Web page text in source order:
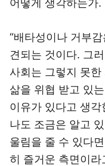
어떻게 생각하는가.
“배타성이나 거부
견되는 것이다. 그
사회는 그렇지 못
삶을 위협 받고 있
이유가 있다고 생
나도 조금은 알고
울림을 줄 수 있다
히 즐거운 측면이라